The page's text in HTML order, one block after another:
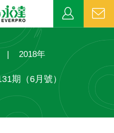
| 2018年
期（6月號）